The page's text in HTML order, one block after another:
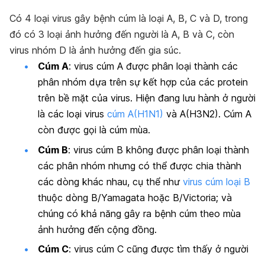
Có 4 loại virus gây bệnh cúm là loại A, B, C và D, trong
đó có 3 loại ảnh hưởng đến người là A, B và C, còn
virus nhóm D là ảnh hưởng đến gia súc.
Cúm A: virus cúm A được phân loại thành các
phân nhóm dựa trên sự kết hợp của các protein
trên bề mặt của virus. Hiện đang lưu hành ở người
là các loại virus cúm A(H1N1) và A(H3N2). Cúm A
còn được gọi là cúm mùa.
Cúm B: virus cúm B không được phân loại thành
các phân nhóm nhưng có thể được chia thành
các dòng khác nhau, cụ thể như virus cúm loại B
thuộc dòng B/Yamagata hoặc B/Victoria; và
chúng có khả năng gây ra bệnh cúm theo mùa
ảnh hưởng đến cộng đồng.
Cúm C: virus cúm C cũng được tìm thấy ở người